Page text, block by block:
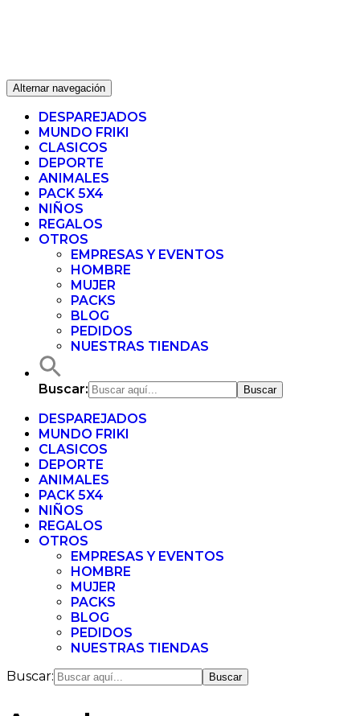
Alternar navegación
DESPAREJADOS
MUNDO FRIKI
CLASICOS
DEPORTE
ANIMALES
PACK 5X4
NIÑOS
REGALOS
OTROS
EMPRESAS Y EVENTOS
HOMBRE
MUJER
PACKS
BLOG
PEDIDOS
NUESTRAS TIENDAS
Buscar:
DESPAREJADOS
MUNDO FRIKI
CLASICOS
DEPORTE
ANIMALES
PACK 5X4
NIÑOS
REGALOS
OTROS
EMPRESAS Y EVENTOS
HOMBRE
MUJER
PACKS
BLOG
PEDIDOS
NUESTRAS TIENDAS
Buscar: